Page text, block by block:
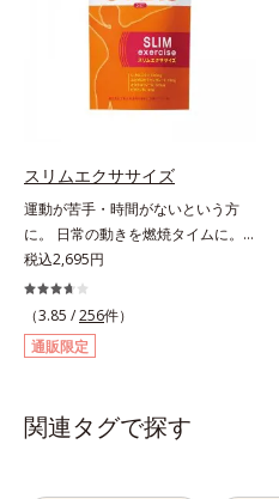
てきたオルビスが高品質のアロニア
にこだわり、その特有成分を抽出。
安定して一定量配合できるよう、規
格化しました。オルビスのアロニア
シリーズNo.1の配合量を誇る、ア
有。さらに年齢ダイエッターをサポ
ートする成分として、研究チームが
400種以上の植物エキスを試してた
どり着いたオリーブ葉エキスと、古
くからぽかぽか成分として重宝され
てきたブラックジンジャー、ケイヒ
も配合しました。大人のやる気を燃
やし、年齢ダイエットを熱く応援し
り、その中にアロニアアントシアニ
ン30mgが含有されています（2粒
スリムエクササイズ
運動が苦手・時間がないという方
に。 日常の動きを燃焼タイムに。
「忙しくて運動する時間がない」
「生活を変えずにやせたい」といっ
た声に応えて、「L－カルニチン」
を4粒に500mg配合しました。カル
ニチンは肉類に豊富に含まれ、軽や
ダなく利用することで、効率よくウ
税込2,695円
（3.85 /256件）
通販限定
関連タグで探す